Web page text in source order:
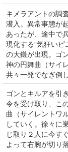
キメラアントの調
潜入。異常事態が
あったが、途中で
現化する“気狂い
の大鎌が出現。ゴ
神の円舞曲（サイ
共々一発でなぎ倒
ゴンとキルアを引
令を受け取り、こ
曲（サイレントワ
していく。徐々に
じ取り２人に今す
よって右腕が切り